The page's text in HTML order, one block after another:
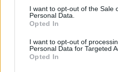
consent section.
I want to opt-out of the Sale
Personal Data.
Opted In
I want to opt-out of
Personal Data for Targeted
Opted In
Continua a leggere